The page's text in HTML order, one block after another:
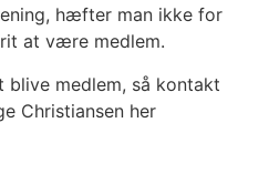
hæfter man ikke for
at være medlem.
medlem, så kontakt
Christiansen her